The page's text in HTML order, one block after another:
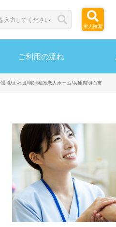
求人検索
ご利用の流れ
職/正社員/特別養護老人ホーム/兵庫県明石市